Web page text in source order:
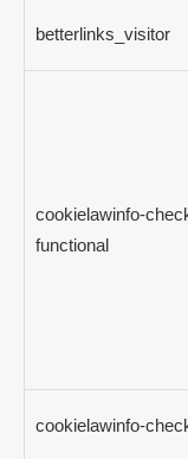
betterlinks_visitor
cookielawinfo-
functional
cookielawinfo-